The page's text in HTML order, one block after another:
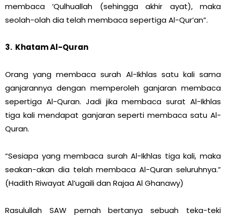
membaca ‘Qulhuallah (sehingga akhir ayat), maka
seolah-olah dia telah membaca sepertiga Al-Qur’an”.
3. Khatam Al-Quran
Orang yang membaca surah Al-Ikhlas satu kali sama
ganjarannya dengan memperoleh ganjaran membaca
sepertiga Al-Quran. Jadi jika membaca surat Al-Ikhlas
tiga kali mendapat ganjaran seperti membaca satu Al-
Quran.
“Sesiapa yang membaca surah Al-Ikhlas tiga kali, maka
seakan-akan dia telah membaca Al-Quran seluruhnya.”
(Hadith Riwayat Al’ugaili dan Rajaa Al Ghanawy)
Rasulullah SAW pernah bertanya sebuah teka-teki